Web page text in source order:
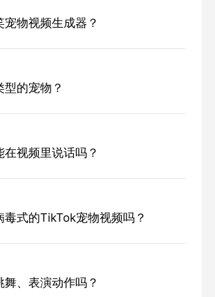
宠物视频生成器？
的宠物？
在视频里说话吗？
毒式的TikTok宠物视频吗？
舞、表演动作吗？